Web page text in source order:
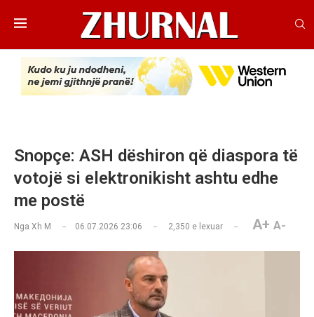
Snopçe: ASH dëshiron që diaspora të
votojë si elektronikisht ashtu edhe
me postë
Nga Xh M 06.07.2026 23:06 2,350 e lexuar A+ A-